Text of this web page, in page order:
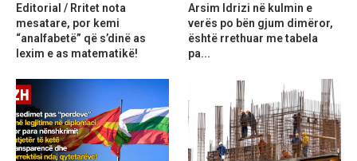
Editorial / Rritet nota
mesatare, por kemi
“analfabetë” që s’dinë as
lexim e as matematikë!
Arsim Idrizi në kulmin e
verës po bën gjum dimëror,
është rrethuar me tabela
pa...